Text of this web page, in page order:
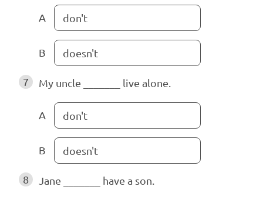
A don't
B doesn't
7 My uncle _______ live alone.
A don't
B doesn't
8 Jane _______ have a son.